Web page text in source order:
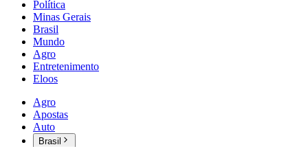
Política
Minas Gerais
Brasil
Mundo
Agro
Entretenimento
Eloos
Agro
Apostas
Auto
Brasil